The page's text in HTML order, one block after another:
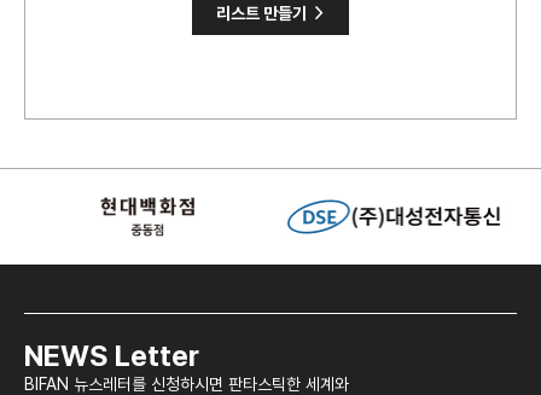
리스트 만들기
>
NEWS Letter
BIFAN 뉴스레터를 신청하시면 판타스틱한 세계와